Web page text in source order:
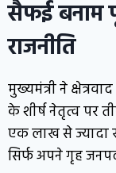
सैफई बनाम
राजनीति
मुख्यमंत्री ने
के शीर्ष नेतृत्व पर
एक लाख से ज्यादा
सिर्फ अपने गृह